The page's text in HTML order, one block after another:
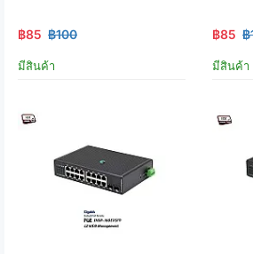
฿85 ฿100
มีสินค้า
฿85 ฿
มีสินค้า